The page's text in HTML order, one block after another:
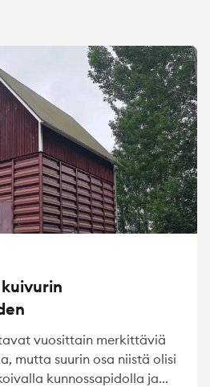
vuosittain merkittäviä
mutta suurin osa niistä olisi
kunnossapidolla ja...